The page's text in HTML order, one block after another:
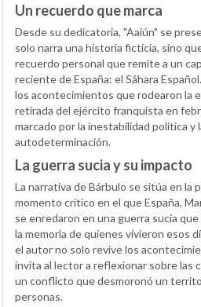
Un recuerdo que marca
Desde su dedicatoria, "Aaiún" se
solo narra una historia ficticia, sino
recuerdo personal que remite a un
reciente de España: el Sáhara
los acontecimientos que rodearon la
retirada del ejército franquista en
marcado por la inestabilidad política y
autodeterminación.
La guerra sucia y su impacto
La narrativa de Bárbulo se sitúa en la
momento crítico en el que España,
se enredaron en una guerra sucia
la memoria de quienes vivieron esos
el autor no solo revive los
invita al lector a reflexionar sobre las
un conflicto que desmoronó un
personas.